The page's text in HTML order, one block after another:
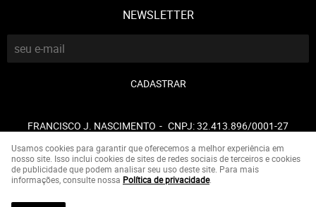
NEWSLETTER
CADASTRAR
FRANCISCO J. NASCIMENTO CNPJ: 32.413.896/0001-27
LOJA VIRTUAL CRIADA POR
Usamos cookies para garantir que oferecemos a melhor experiência em
nosso site. Isso inclui cookies de sites de redes sociais de terceiros e cookies
de publicidade que podem analisar seu uso deste site. Para mais
informações, consulte nossa Política de privacidade.